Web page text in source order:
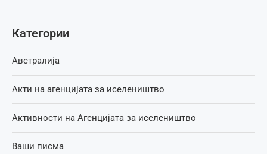
Категории
Австралија
Акти на агенцијата за иселеништво
Активности на Агенцијата за иселеништво
Ваши писма